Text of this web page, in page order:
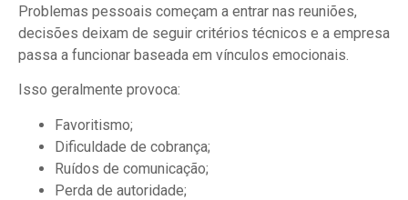
Problemas pessoais começam a entrar nas reuniões,
decisões deixam de seguir critérios técnicos e a empresa
passa a funcionar baseada em vínculos emocionais.
Isso geralmente provoca:
Favoritismo;
Dificuldade de cobrança;
Ruídos de comunicação;
Perda de autoridade;